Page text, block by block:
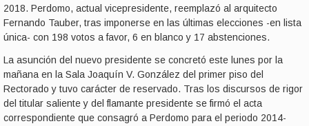
2018. Perdomo, actual vicepresidente, reemplazó al arquitecto
Fernando Tauber, tras imponerse en las últimas elecciones -en lista
única- con 198 votos a favor, 6 en blanco y 17 abstenciones.
La asunción del nuevo presidente se concretó este lunes por la
mañana en la Sala Joaquín V. González del primer piso del
Rectorado y tuvo carácter de reservado. Tras los discursos de rigor
del titular saliente y del flamante presidente se firmó el acta
correspondiente que consagró a Perdomo para el periodo 2014-